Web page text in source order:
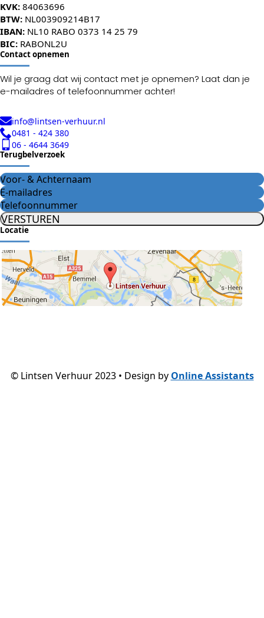
KVK: 84063696
BTW: NL003909214B17
IBAN: NL10 RABO 0373 14 25 79
BIC: RABONL2U
Contact opnemen
Wil je graag dat wij contact met je opnemen? Laat dan je
e-mailadres of telefoonnummer achter!
info@lintsen-verhuur.nl
0481 - 424 380
06 - 4644 3649
Terugbelverzoek
VERSTUREN
Locatie
© Lintsen Verhuur 2023 • Design by Online Assistants